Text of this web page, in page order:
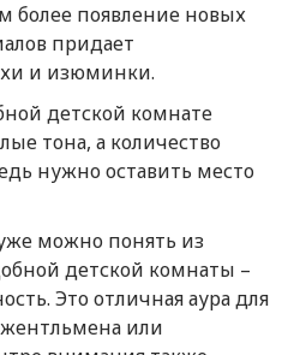
более появление новых
придает
и изюминки.
детской комнате
тона, а количество
нужно оставить место
можно понять из
детской комнаты –
Это отличная аура для
или